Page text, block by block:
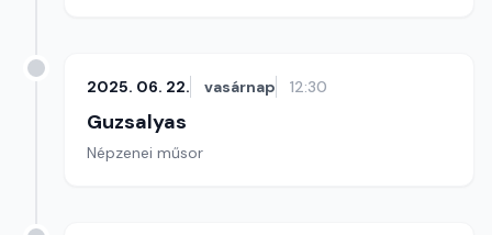
2025. 06. 22. vasárnap 12:30
Guzsalyas
Népzenei műsor